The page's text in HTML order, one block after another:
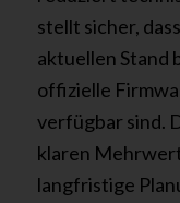
stellt sicher,
aktuellen Stand
offizielle
verfügbar sind.
klaren
langfristige